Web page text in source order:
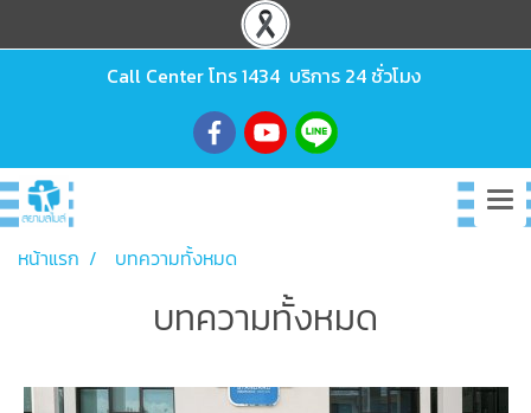
Call Center โทร1434บริการ 24 ชั่วโมง
หน้าแรก บทความทั้งหมด
บทความทั้งหมด